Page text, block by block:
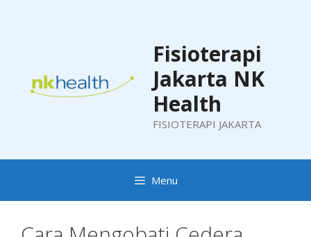
Fisioterapi
Jakarta NK
Health
FISIOTERAPI JAKARTA
Menu